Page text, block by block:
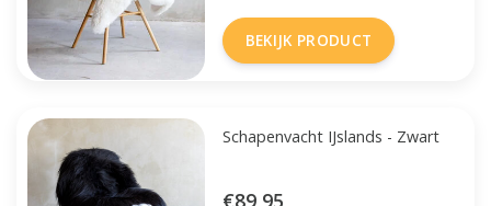
BEKIJK PRODUCT
Schapenvacht IJslands - Zwart
€89,95